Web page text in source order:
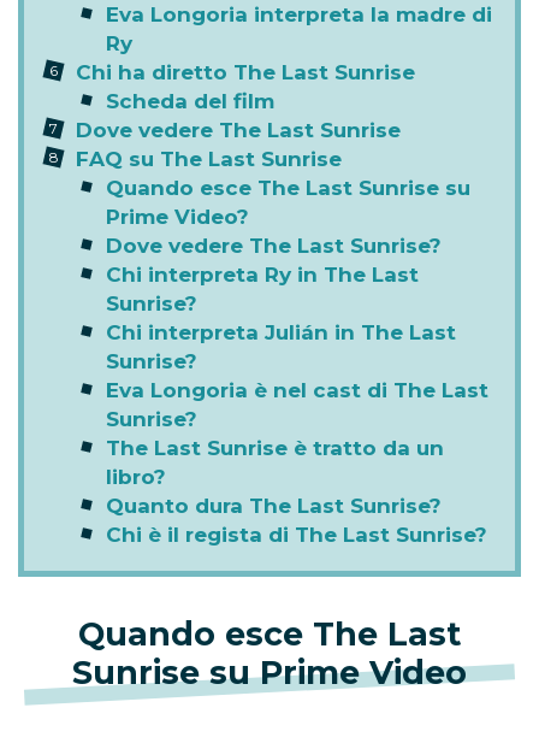
Eva Longoria interpreta la madre di
Ry
Chi ha diretto The Last Sunrise
Scheda del film
Dove vedere The Last Sunrise
FAQ su The Last Sunrise
Quando esce The Last Sunrise su
Prime Video?
Dove vedere The Last Sunrise?
Chi interpreta Ry in The Last
Sunrise?
Chi interpreta Julián in The Last
Sunrise?
Eva Longoria è nel cast di The Last
Sunrise?
The Last Sunrise è tratto da un
libro?
Quanto dura The Last Sunrise?
Chi è il regista di The Last Sunrise?
Quando esce The Last
Sunrise su Prime Video